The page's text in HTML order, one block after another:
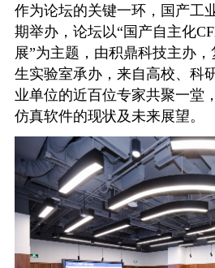
作为论坛的关键一环，国产工
期举办，论坛以“国产自主化
展”为主题，由积鼎科技主办
生实验室承办，来自高校、科
业单位的近百位专家共聚一堂
仿真软件的现状及未来展望。